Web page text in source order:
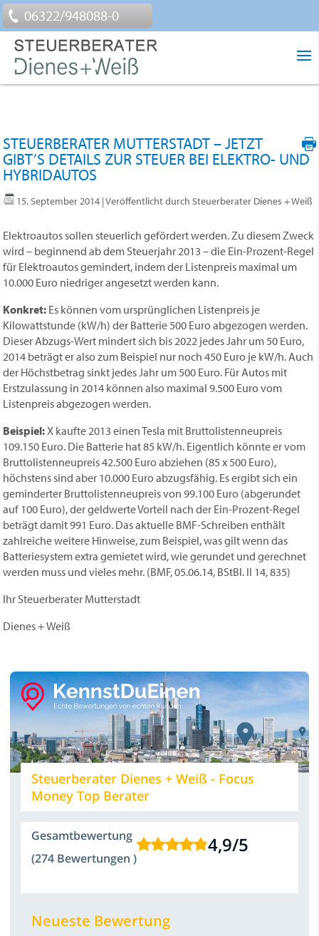
06322/948088-0
STEUERBERATER MUTTERSTADT – JETZT
GIBT’S DETAILS ZUR STEUER BEI ELEKTRO- UND
HYBRIDAUTOS
15. September 2014 | Veröffentlicht durch Steuerberater Dienes + Weiß
Elektroautos sollen steuerlich gefördert werden. Zu diesem Zweck
wird – beginnend ab dem Steuerjahr 2013 – die Ein-Prozent-Regel
für Elektro­autos gemindert, indem der Listenpreis maximal um
10.000 Euro niedriger angesetzt werden kann.
Konkret: Es können vom ursprünglichen Listenpreis je
Kilowattstunde (kW/h) der Batterie 500 Euro abgezogen werden.
Dieser Abzugs-Wert mindert sich bis 2022 jedes Jahr um 50 Euro,
2014 beträgt er also zum Beispiel nur noch 450 Euro je kW/h. Auch
der Höchstbetrag sinkt jedes Jahr um 500 Euro. Für Autos mit
Erstzulassung in 2014 können also maximal 9.500 Euro vom
Listenpreis abgezogen werden.
Beispiel:X kaufte 2013 einen Tesla mit Bruttolistenneupreis
109.150 Euro. Die Batterie hat 85 kW/h. Eigentlich könnte er vom
Bruttolistenneupreis 42.500 Euro abziehen (85 x 500 Euro),
höchstens sind aber 10.000 Euro abzugsfähig. Es ergibt sich ein
geminderter Bruttolistenneupreis von 99.100 Euro (abgerundet
auf 100 Euro), der geldwerte Vorteil nach der Ein-Prozent-Regel
beträgt damit 991 Euro. Das aktuelle BMF-Schreiben enthält
zahlreiche weitere Hinweise, zum Beispiel, was gilt wenn das
Batteriesystem extra gemietet wird, wie gerundet und gerechnet
werden muss und vieles mehr. (BMF, 05.06.14, BStBl. II 14, 835)
Ihr Steuerberater Mutterstadt
Dienes + Weiß
Steuerberater Dienes + Weiß - Focus
Money Top Berater
Gesamtbewertung
(274 Bewertungen )
4,9/5
Neueste Bewertung